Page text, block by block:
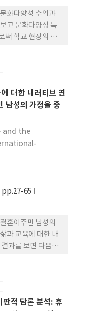
화다양성 수업과
고 문화다양성 특
써 학교 현장의 문
디어를 제공하는데
링과 문화다양성
텔링 기반 문화다
등을 형성연구를
반 문화다양성 수
원리와 전략을 문화
발하였으며, 스토
CRP의 3단계 교
반 문화다양성 수
업절차는 다음과
개념분석학습을
례발견-개념분석-
2단계 교수전략
양성의 정서 및 심
구성하였다. 마지
학습을 통한 문화
로 수업절차는 과
실시-내면화하기로
대한 내러티브 연
남성의 가정을 중
and the
pp.27-65
혼이주민 남성의
과 교육에 대한 내
과를 보면 다음과
삶에 대해서 알 수
통해 결혼에 이르
의 반대와 편견,
는 경제적 곤란과
판적 담론 분석: 휴